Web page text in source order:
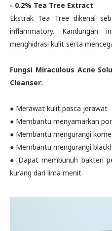
- 0.2% Tea Tree Extract
Ekstrak Tea Tree dikenal
inflammatory. Kandungan
menghidrasi kulit serta
Fungsi Miraculous Acne
Cleanser:
● Merawat kulit pasca jerawat
● Membantu menyamarkan
● Membantu mengurangi
● Membantu mengurangi
● Dapat membunuh bakteri
kurang dari lima menit.